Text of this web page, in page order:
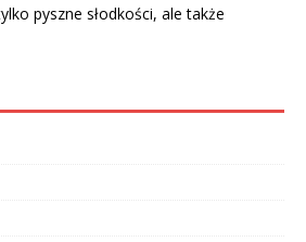
pyszne słodkości, ale także